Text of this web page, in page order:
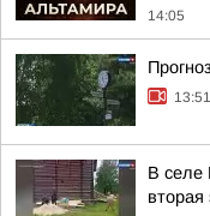
14:05
13:51
В селе